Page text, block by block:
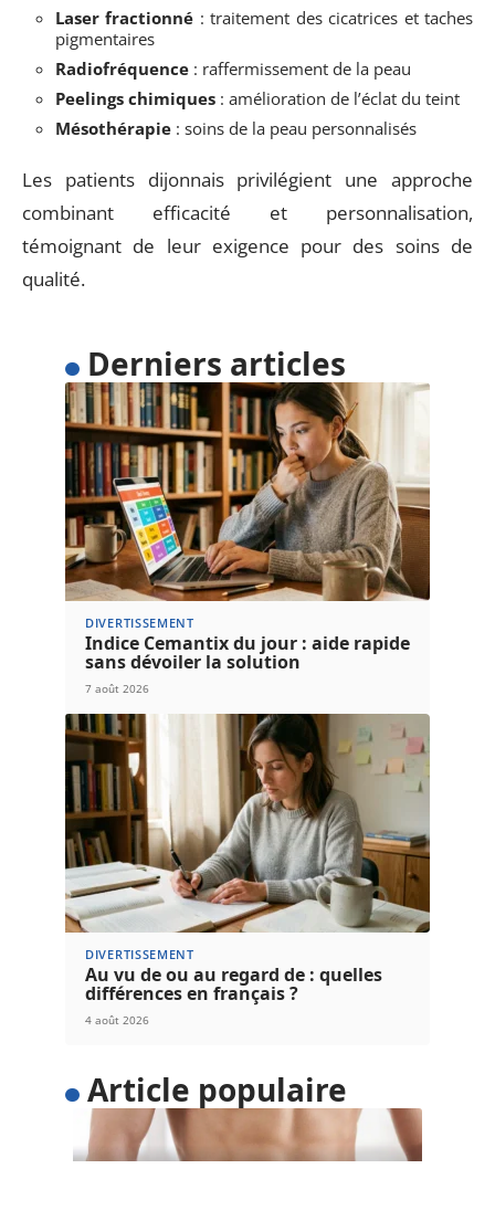
Laser fractionné : traitement des cicatrices et taches
pigmentaires
Radiofréquence : raffermissement de la peau
Peelings chimiques : amélioration de l’éclat du teint
Mésothérapie : soins de la peau personnalisés
Les patients dijonnais privilégient une approche
combinant efficacité et personnalisation,
témoignant de leur exigence pour des soins de
qualité.
Derniers articles
DIVERTISSEMENT
Indice Cemantix du jour : aide rapide
sans dévoiler la solution
7 août 2026
DIVERTISSEMENT
Au vu de ou au regard de : quelles
différences en français ?
4 août 2026
Article populaire